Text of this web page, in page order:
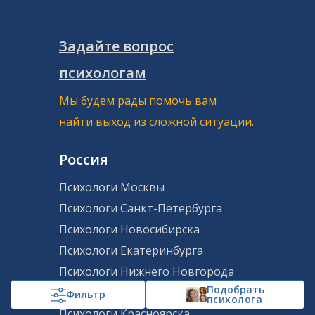
Фильтр Подобрать
психолога
психологи»
Мы гарантируем качество предоставляемых услуг.
Если консультация не удовлетворила ваши
ожидания или выбранный психолог вам не
подходит, мы обеспечим замену специалиста или
надежность и безопасность каждого клиента.
Задайте вопрос
психологам
Мы будем рады помочь вам
найти выход из сложной ситуации.
Россия
Психологи Москвы
Психологи Санкт-Петербурга
Психологи Новосибирска
Психологи Екатеринбурга
Психологи Нижнего Новгорода
Психологи Казани